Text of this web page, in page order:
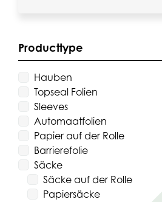
Producttype
Hauben
Topseal Folien
Sleeves
Automaatfolien
Papier auf der Rolle
Barrierefolie
Säcke
Säcke auf der Rolle
Papiersäcke